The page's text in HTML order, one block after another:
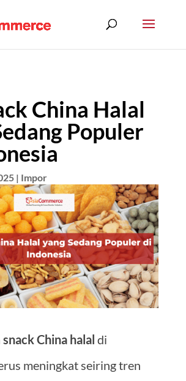
China Halal
Populer
| Impor
snack China halal di
meningkat seiring tren